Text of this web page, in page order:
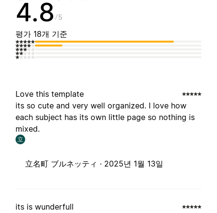
4.8 5
평가 18개 기준
Love this template
its so cute and very well organized. I love how
each subject has its own little page so nothing is
mixed.
立
立名町 ブルネッティ · 2025년 1월 13일
its is wunderfull